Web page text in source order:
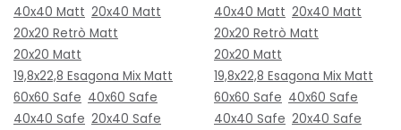
40x40 Matt 20x40 Matt
20x20 Retrò Matt
20x20 Matt
19,8x22,8 Esagona Mix Matt
60x60 Safe 40x60 Safe
40x40 Safe 20x40 Safe
40x40 Matt 20x40 Matt
20x20 Retrò Matt
20x20 Matt
19,8x22,8 Esagona Mix Matt
60x60 Safe 40x60 Safe
40x40 Safe 20x40 Safe